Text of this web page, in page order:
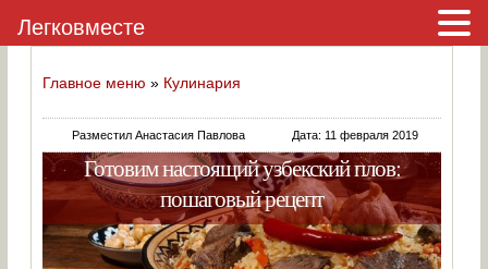
Главное меню » Кулинария
Разместил Анастасия Павлова Дата: 11 февраля 2019
Готовим настоящий узбекский плов:
пошаговый рецепт
Легковместе